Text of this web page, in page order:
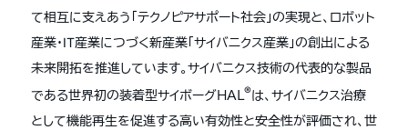
て相互に支えあう「テクノピアサポート社会」の実現と、ロボット
産業・IT産業につづく新産業「サイバニクス産業」の創出による
未来開拓を推進しています。サイバニクス技術の代表的な製品
である世界初の装着型サイボーグＨＡＬ®は、サイバニクス治療
として機能再生を促進する高い有効性と安全性が評価され、世